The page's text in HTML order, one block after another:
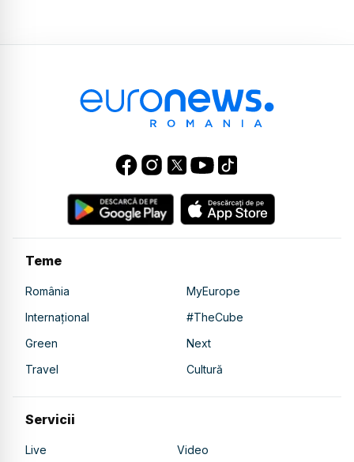
Teme
România
MyEurope
Internațional
#TheCube
Green
Next
Travel
Cultură
Servicii
Live Video